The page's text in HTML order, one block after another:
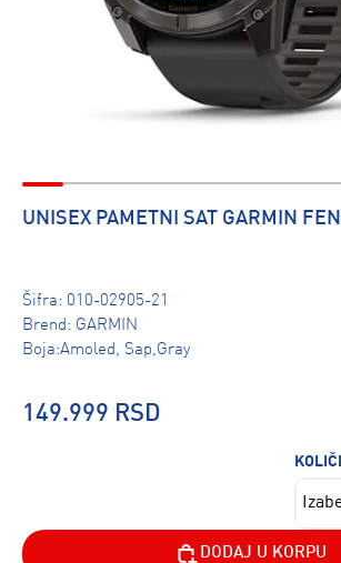
UNISEX PAMETNI SAT GARMIN
Šifra: 010-02905-21
Brend: GARMIN
Boja:Amoled, Sap,Gray
149.999 RSD
DODAJ U KORPU